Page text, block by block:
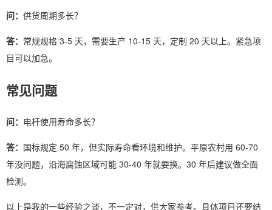
问： 供货周期多长？
答： 常规规格 3-5 天，需要生产 10-15 天，定制 20 天以上。紧急项
目可以加急。
常见问题
问： 电杆使用寿命多长？
答： 国标规定 50 年，但实际寿命看环境和维护。平原农村用 60-70
年没问题，沿海腐蚀区域可能 30-40 年就要换。30 年后建议做全面
检测。
以上是我的一些经验之谈，不一定对，供大家参考。具体项目还要结